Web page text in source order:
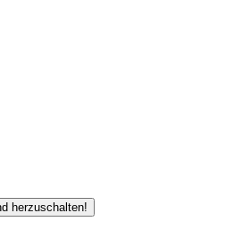
herzuschalten!